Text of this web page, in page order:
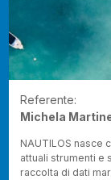
Referente:
Michela
NAUTILOS nasce
attuali strumenti e
raccolta di dati